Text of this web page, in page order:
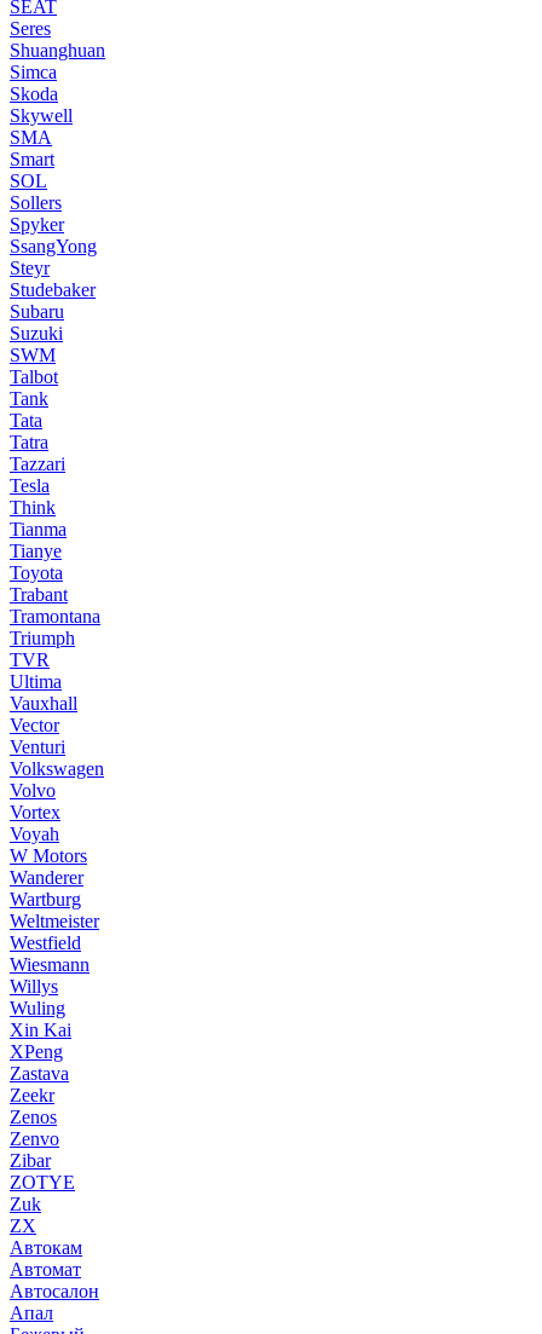
SEAT
Seres
Shuanghuan
Simca
Skoda
Skywell
SMA
Smart
SOL
Sollers
Spyker
SsangYong
Steyr
Studebaker
Subaru
Suzuki
SWM
Talbot
Tank
Tata
Tatra
Tazzari
Tesla
Think
Tianma
Tianye
Toyota
Trabant
Tramontana
Triumph
TVR
Ultima
Vauxhall
Vector
Venturi
Volkswagen
Volvo
Vortex
Voyah
W Motors
Wanderer
Wartburg
Weltmeister
Westfield
Wiesmann
Willys
Wuling
Xin Kai
XPeng
Zastava
Zeekr
Zenos
Zenvo
Zibar
ZOTYE
Zuk
ZX
Автокам
Автомат
Автосалон
Апал